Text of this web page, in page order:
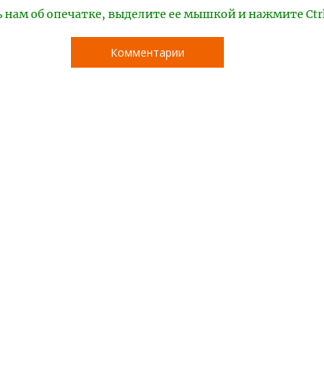
нам об опечатке, выделите ее мышкой и нажмите
Комментарии